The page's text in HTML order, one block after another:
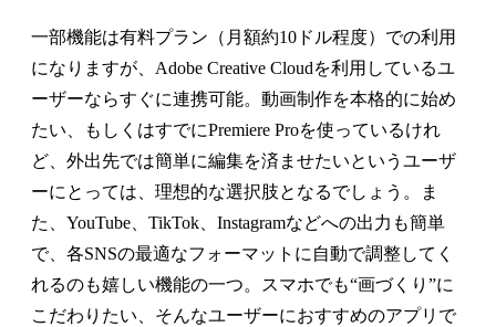
一部機能は有料プラン（月額約10ドル程度）での利用
になりますが、Adobe Creative Cloudを利用しているユ
ーザーならすぐに連携可能。動画制作を本格的に始め
たい、もしくはすでにPremiere Proを使っているけれ
ど、外出先では簡単に編集を済ませたいというユーザ
ーにとっては、理想的な選択肢となるでしょう。ま
た、YouTube、TikTok、Instagramなどへの出力も簡単
で、各SNSの最適なフォーマットに自動で調整してく
れるのも嬉しい機能の一つ。スマホでも“画づくり”に
こだわりたい、そんなユーザーにおすすめのアプリで